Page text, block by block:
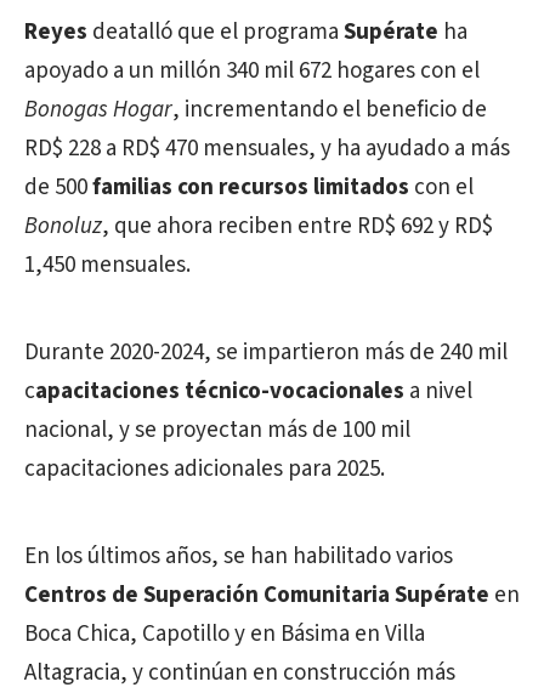
Reyes deatalló que el programaSupérate ha
apoyado a un millón 340 mil 672 hogares con el
Bonogas Hogar, incrementando el beneficio de
RD$ 228 a RD$ 470 mensuales, y ha ayudado a más
de 500familias con recursos limitados con el
Bonoluz, que ahora reciben entre RD$ 692 y RD$
1,450 mensuales.
Durante 2020-2024, se impartieron más de 240 mil
capacitaciones técnico-vocacionales a nivel
nacional, y se proyectan más de 100 mil
capacitaciones adicionales para 2025.
En los últimos años, se han habilitado varios
Centros de Superación Comunitaria Supérate en
Boca Chica, Capotillo y en Básima en Villa
Altagracia, y continúan en construcción más